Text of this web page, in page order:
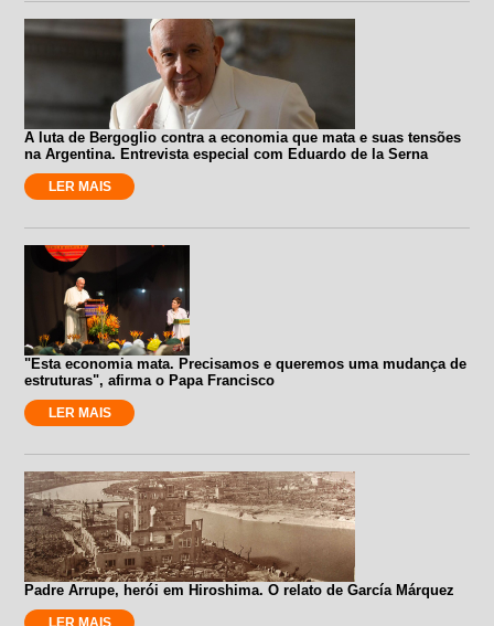
A luta de Bergoglio contra a economia que mata e suas tensões
na Argentina. Entrevista especial com Eduardo de la Serna
LER MAIS
"Esta economia mata. Precisamos e queremos uma mudança de
estruturas", afirma o Papa Francisco
LER MAIS
Padre Arrupe, herói em Hiroshima. O relato de García Márquez
LER MAIS